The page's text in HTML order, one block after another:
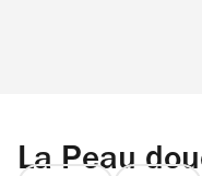
La Peau